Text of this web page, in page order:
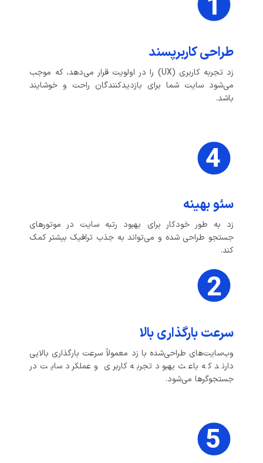
طراحی کاربرپسند
زد تجربه کاربری (UX) را در اولویت قرار می‌دهد، که موجب
می‌شود سایت شما برای بازدیدکنندگان راحت و خوشایند
باشد.
سئو بهینه
زد به طور خودکار برای بهبود رتبه سایت در موتورهای
جستجو طراحی شده و می‌تواند به جذب ترافیک بیشتر کمک
کند.
سرعت بارگذاری بالا
وب‌سایت‌های طراحی‌شده با زد معمولاً سرعت بارگذاری بالایی
دارند که باعث بهبود تجربه کاربری و عملکرد سایت در
جستجوگرها می‌شود.